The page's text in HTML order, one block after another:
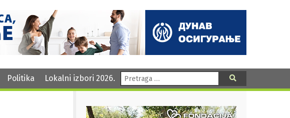
Politika Lokalni izbori 2026. Pretraga: